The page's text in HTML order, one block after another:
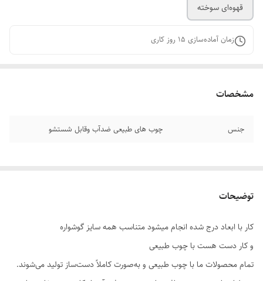
قهوه‌ای سوخته
زمان آماده‌سازی 15 روز کاری
مشخصات
جنس چوب های طبیعی ضدآب وقابل شستشو
توضیحات
کار با ابعاد درج شده انجام میشود متناسب همه سایز گوشواره
و کار دست هست با چوب طبیعی
تمام محصولات ما با چوب طبیعی و به‌صورت کاملاً دست‌ساز تولید می‌شوند.